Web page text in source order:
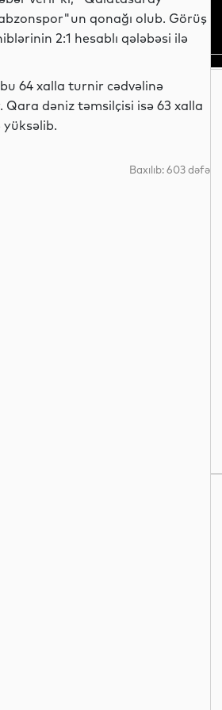
qonağı olub. Görüş
2:1 hesablı qələbəsi ilə
64 xalla turnir cədvəlinə
Qara dəniz təmsilçisi isə 63 xalla
yüksəlib.
Baxılıb: 603 dəfə